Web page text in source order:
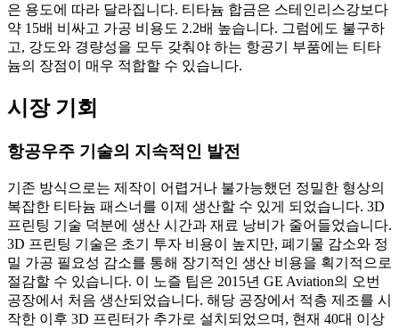
은 용도에 따라 달라집니다. 티타늄 합금은 스테인리스강보다
약 15배 비싸고 가공 비용도 2.2배 높습니다. 그럼에도 불구하
고, 강도와 경량성을 모두 갖춰야 하는 항공기 부품에는 티타
늄의 장점이 매우 적합할 수 있습니다.
시장 기회
항공우주 기술의 지속적인 발전
기존 방식으로는 제작이 어렵거나 불가능했던 정밀한 형상의
복잡한 티타늄 패스너를 이제 생산할 수 있게 되었습니다. 3D
프린팅 기술 덕분에 생산 시간과 재료 낭비가 줄어들었습니다.
3D 프린팅 기술은 초기 투자 비용이 높지만, 폐기물 감소와 정
밀 가공 필요성 감소를 통해 장기적인 생산 비용을 획기적으로
절감할 수 있습니다. 이 노즐 팁은 2015년 GE Aviation의 오번
공장에서 처음 생산되었습니다. 해당 공장에서 적층 제조를 시
작한 이후 3D 프린터가 추가로 설치되었으며, 현재 40대 이상